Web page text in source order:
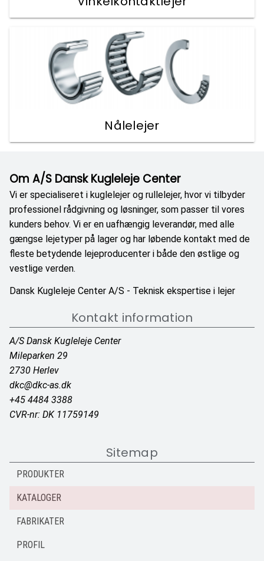
Nålelejer
Om A/S Dansk Kugleleje Center
Vi er specialiseret i kuglelejer og rullelejer, hvor vi tilbyder
professionel rådgivning og løsninger, som passer til vores
kunders behov. Vi er en uafhængig leverandør, med alle
gængse lejetyper på lager og har løbende kontakt med de
fleste betydende lejeproducenter i både den østlige og
vestlige verden.
Dansk Kugleleje Center A/S - Teknisk ekspertise i lejer
Kontakt information
A/S Dansk Kugleleje Center
Mileparken 29
2730 Herlev
dkc@dkc-as.dk
+45 4484 3388
CVR-nr: DK 11759149
Sitemap
PRODUKTER
KATALOGER
FABRIKATER
PROFIL